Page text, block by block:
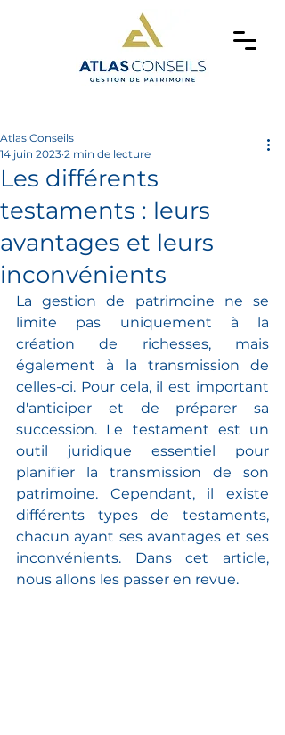
Les différents
testaments : leurs
avantages et leurs
inconvénients
Atlas Conseils
14 juin 2023 2 min de lecture
La gestion de patrimoine ne se
limite pas uniquement à la
création de richesses, mais
également à la transmission de
celles-ci. Pour cela, il est important
d'anticiper et de préparer sa
succession. Le testament est un
outil juridique essentiel pour
planifier la transmission de son
patrimoine. Cependant, il existe
différents types de testaments,
chacun ayant ses avantages et ses
inconvénients. Dans cet article,
nous allons les passer en revue.